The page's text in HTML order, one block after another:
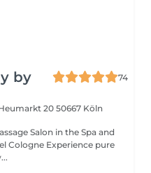
by
74
20 50667 Köln
Salon in the Spa and
pure